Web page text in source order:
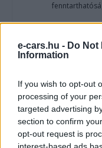
e-cars.hu - Do Not
Information
If you wish to opt-out
processing of your
targeted advertising
section to confirm
opt-out request is
KAPCSOLÓDÓ CIKKEK
Akkumulátor
A